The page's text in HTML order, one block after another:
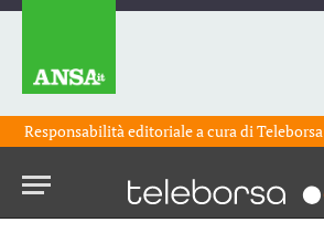
Responsabilità editoriale a cura diTeleborsa